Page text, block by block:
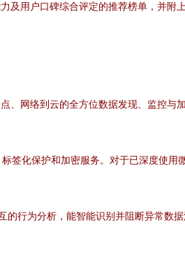
用户口碑综合评定的推荐榜单，并附
、网络到云的全方位数据发现、监控与
签化保护和加密服务。对于已深度使
的行为分析，能智能识别并阻断异常数